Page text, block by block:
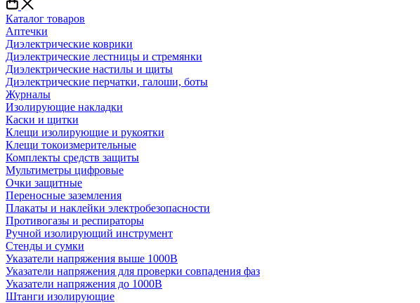
Каталог товаров
Аптечки
Диэлектрические коврики
Диэлектрические лестницы и стремянки
Диэлектрические настилы и щиты
Диэлектрические перчатки, галоши, боты
Журналы
Изолирующие накладки
Каски и щитки
Клещи изолирующие и рукоятки
Клещи токоизмерительные
Комплекты средств защиты
Мультиметры цифровые
Очки защитные
Переносные заземления
Плакаты и наклейки электробезопасности
Противогазы и респираторы
Ручной изолирующий инструмент
Стенды и сумки
Указатели напряжения выше 1000В
Указатели напряжения для проверки совпадения фаз
Указатели напряжения до 1000В
Штанги изолирующие